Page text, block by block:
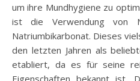
um ihre Mundhygiene zu
ist die Verwendung von
Natriumbikarbonat. Dieses
den letzten Jahren als
etabliert, da es für seine